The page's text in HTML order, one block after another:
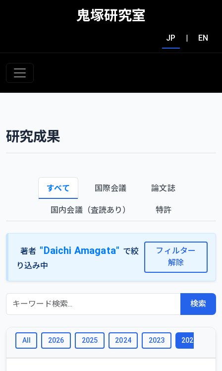
鬼塚研究室
JP | EN
研究成果
すべて 国際会議 論文誌
国内会議（査読あり） 特許
著者 "Daichi Amagata" で絞
り込み中
フィルター
解除
検索
All 2026 2025 2024 2023 2022